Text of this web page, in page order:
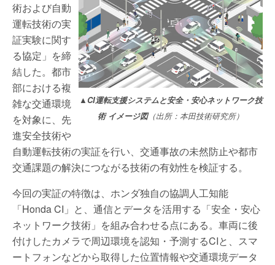
▲CI運転支援システムと安全・安心ネットワーク技
術 イメージ図（出所：本田技術研究所）
術および自動
運転技術の実
証実験に関す
る協定」を締
結した。都市
部における複
雑な交通環境
を対象に、先
進安全技術や
自動運転技術の実証を行い、交通事故の未然防止や都市
交通課題の解決につながる技術の有効性を検証する。
今回の実証の特徴は、ホンダ独自の協調人工知能
「Honda CI」と、通信とデータを活用する「安全・安心
ネットワーク技術」を組み合わせる点にある。車両に後
付けしたカメラで周辺環境を認知・予測するCIと、スマ
ートフォンなどから取得した位置情報や交通環境データ